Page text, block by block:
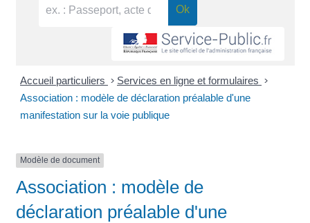
Accueil particuliers > Services en ligne et formulaires >
Association : modèle de déclaration préalable d'une
manifestation sur la voie publique
Modèle de document
Association : modèle de
déclaration préalable d'une